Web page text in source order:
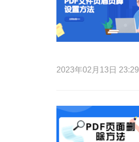
2023年02月13日 23:29